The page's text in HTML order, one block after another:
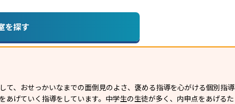
を探す
、おせっかいなまでの面倒見のよさ、褒める指導を心がける個別指導
げていく指導をしています。中学生の生徒が多く、内申点をあげるた